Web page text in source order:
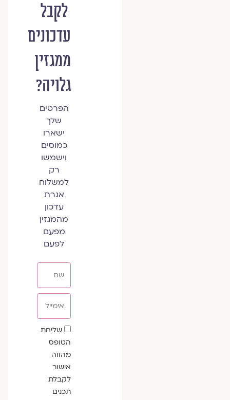
לקבל
עדכונים
ממגזין
גלויה?
הפרטים
שלך
ישארו
כמוסים
וישמשו
רק
למשלוח
אגרת
עדכון
מהמגזין
מפעם
לפעם
שדה
הסכמה
שליחת
הטופס
מהווה
אישור
לקבלת
תכנים